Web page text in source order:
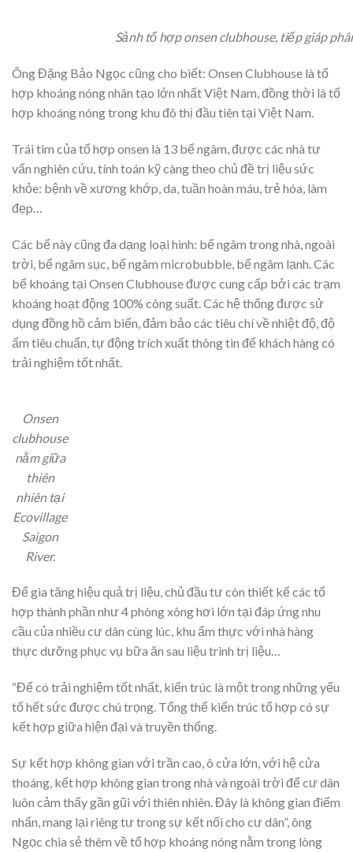
Sảnh tổ hợp onsen clubhouse, tiếp giáp
Ông Đặng Bảo Ngọc cũng cho biết: Onsen Clubhouse là tổ
hợp khoáng nóng nhân tạo lớn nhất Việt Nam, đồng thời là tổ
hợp khoáng nóng trong khu đô thị đầu tiên tại Việt Nam.
Trái tim của tổ hợp onsen là 13 bể ngâm, được các nhà tư
vấn nghiên cứu, tính toán kỹ càng theo chủ đề trị liệu sức
khỏe: bệnh về xương khớp, da, tuần hoàn máu, trẻ hóa, làm
đẹp…
Các bể này cũng đa dạng loại hình: bể ngâm trong nhà, ngoài
trời, bể ngâm sục, bể ngâm microbubble, bể ngâm lạnh. Các
bể khoáng tại Onsen Clubhouse được cung cấp bởi các trạm
khoáng hoạt động 100% công suất. Các hệ thống được sử
dụng đồng hồ cảm biến, đảm bảo các tiêu chí về nhiệt độ, độ
ẩm tiêu chuẩn, tự động trích xuất thông tin để khách hàng có
trải nghiệm tốt nhất.
Onsen
clubhouse
nằm giữa
thiên
nhiên tại
Ecovillage
Saigon
River.
Để gia tăng hiệu quả trị liệu, chủ đầu tư còn thiết kế các tổ
hợp thành phần như 4 phòng xông hơi lớn tại đáp ứng nhu
cầu của nhiều cư dân cùng lúc, khu ẩm thực với nhà hàng
thực dưỡng phục vụ bữa ăn sau liệu trình trị liệu…
“Để có trải nghiệm tốt nhất, kiến trúc là một trong những yếu
tố hết sức được chú trọng. Tổng thể kiến trúc tổ hợp có sự
kết hợp giữa hiện đại và truyền thống.
Sự kết hợp không gian với trần cao, ô cửa lớn, với hệ cửa
thoáng, kết hợp không gian trong nhà và ngoài trời để cư dân
luôn cảm thấy gần gũi với thiên nhiên. Đây là không gian điểm
nhấn, mang lại riêng tư trong sự kết nối cho cư dân”, ông
Ngọc chia sẻ thêm về tổ hợp khoáng nóng nằm trong lòng